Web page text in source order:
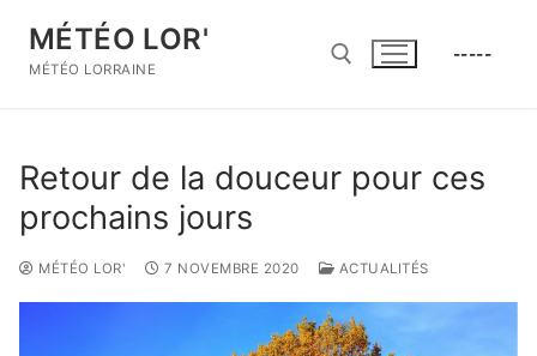
contenu
MÉTÉO LOR'
MÉTÉO LORRAINE
-----
Retour de la douceur pour ces
prochains jours
MÉTÉO LOR' 7 NOVEMBRE 2020 ACTUALITÉS